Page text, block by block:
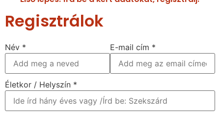
Regisztrálok
Név * E-mail cím *
Életkor / Helyszín *